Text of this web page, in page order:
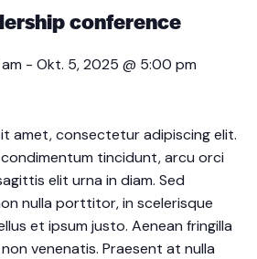
conference
- Okt. 5, 2025 @ 5:00 pm
amet, consectetur adipiscing elit.
tincidunt, arcu orci
elit urna in diam. Sed
nulla porttitor, in scelerisque
et ipsum justo. Aenean fringilla
venenatis. Praesent at nulla